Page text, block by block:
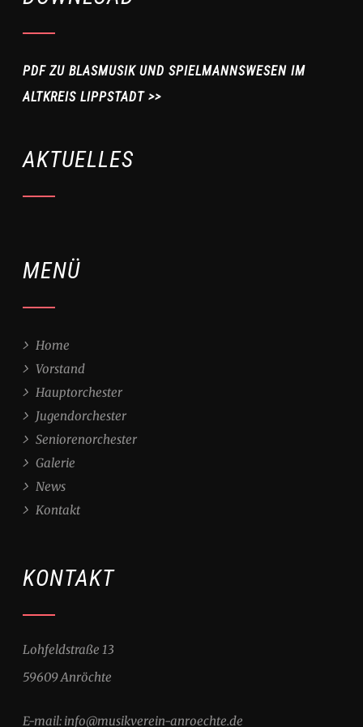
PDF ZU BLASMUSIK UND SPIELMANNSWESEN IM
ALTKREIS LIPPSTADT >>
AKTUELLES
MENÜ
Home
Vorstand
Hauptorchester
Jugendorchester
Seniorenorchester
Galerie
News
Kontakt
KONTAKT
Lohfeldstraße 13
59609 Anröchte
E-mail: info@musikverein-anroechte.de